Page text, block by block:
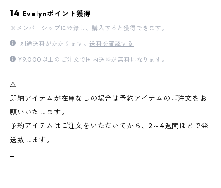
14 Evelynポイント獲得
※ メンバーシップに登録 し、購入すると獲得できます。
別途送料がかかります。送料を確認する
¥9,000以上のご注文で国内送料が無料になります。
⚠︎
即納アイテムが在庫なしの場合は予約アイテムのご注文をお
願いいたします。
予約アイテムはご注文をいただいてから、2～4週間ほどで発
送致します。